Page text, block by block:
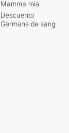
Mamma mia
Descuento
Germans de sang